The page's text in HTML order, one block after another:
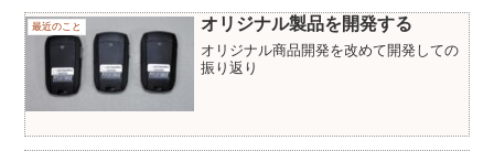
最近のこと オリジナル製品を開発する
オリジナル商品開発を改めて開発しての
振り返り